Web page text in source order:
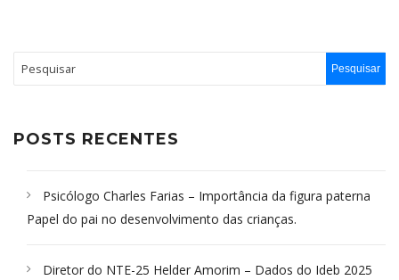
POSTS RECENTES
Psicólogo Charles Farias – Importância da figura paterna
Papel do pai no desenvolvimento das crianças.
Diretor do NTE-25 Helder Amorim – Dados do Ideb 2025